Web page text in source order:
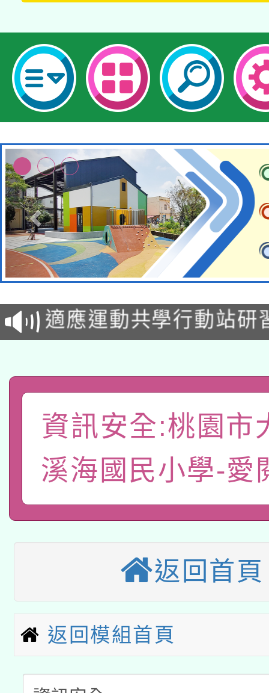
本校115學年度第2次
招甄選結果公告(無人
適應運動共學行動站研
本館辦理115年度閱讀
暨閱讀推動專業研習
科技賦能─人工智慧
礎課程
「數位內容與教學軟體
pilot」
有關大陸委員會函釋公
業技術研究院辦理「
用水績優單位及節水達
115年8月22日(星期六
桃園市孔廟祈福系列
2026年桃園地景藝術
本校115學年度第2次
招甄選結果公告(無人
招)
適應運動共學行動站研
本館辦理115年度閱讀
暨閱讀推動專業研習
科技賦能─人工智慧
資訊安全:桃園市
溪海國民小學-愛
返回首頁
返回模組首頁